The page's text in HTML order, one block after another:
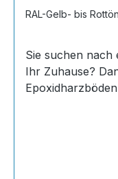
RAL-Gelb- bis
Sie suchen nach
Ihr Zuhause?